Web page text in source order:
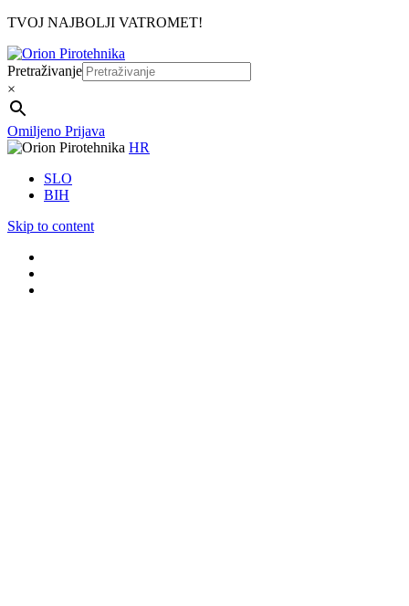
TVOJ NAJBOLJI VATROMET!
Pretraživanje
×
Omiljeno Prijava
HR
SLO
BIH
Skip to content